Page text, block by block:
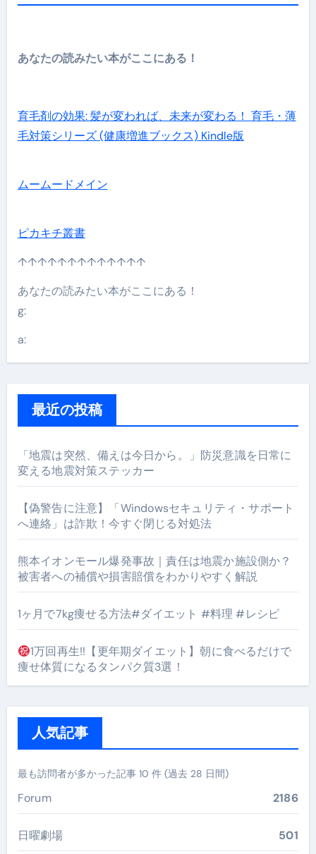
あなたの読みたい本がここにある！
育毛剤の効果: 髪が変われば、未来が変わる！ 育毛・薄
毛対策シリーズ (健康増進ブックス) Kindle版
ムームードメイン
ピカキチ叢書
↑↑↑↑↑↑↑↑↑↑↑↑↑
あなたの読みたい本がここにある！
g:
a:
最近の投稿
「地震は突然、備えは今日から。」防災意識を日常に
変える地震対策ステッカー
【偽警告に注意】「Windowsセキュリティ・サポート
へ連絡」は詐欺！今すぐ閉じる対処法
熊本イオンモール爆発事故｜責任は地震か施設側か？
被害者への補償や損害賠償をわかりやすく解説
1ヶ月で7kg痩せる方法#ダイエット #料理 #レシピ
1万回再生!!【更年期ダイエット】朝に食べるだけで
痩せ体質になるタンパク質3選！
人気記事
最も訪問者が多かった記事 10 件 (過去 28 日間)
Forum 2186
日曜劇場 501